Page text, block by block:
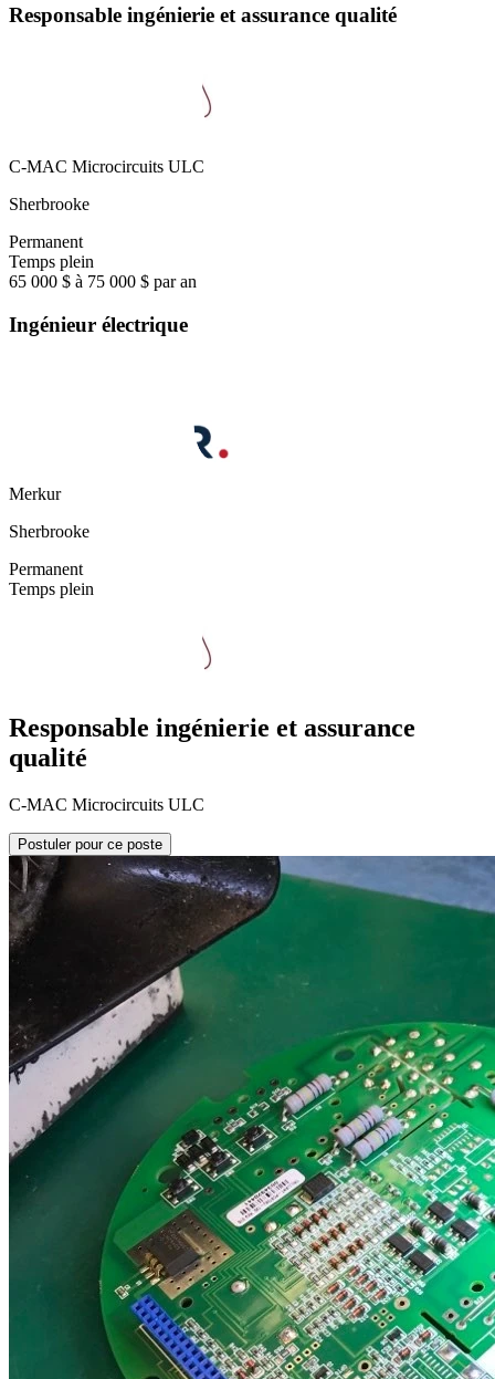
Responsable ingénierie et assurance qualité
C-MAC Microcircuits ULC
Sherbrooke
Permanent
Temps plein
65 000 $ à 75 000 $ par an
Ingénieur électrique
Merkur
Sherbrooke
Permanent
Temps plein
Responsable ingénierie et assurance
qualité
C-MAC Microcircuits ULC
Postuler pour ce poste